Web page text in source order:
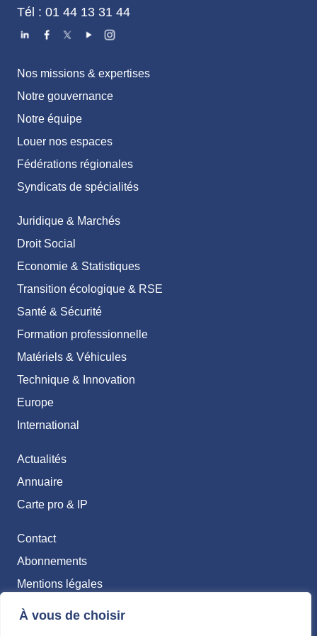
À vous de choisir
Tél : 01 44 13 31 44
Nos missions & expertises
Notre gouvernance
Notre équipe
Louer nos espaces
Fédérations régionales
Syndicats de spécialités
Juridique & Marchés
Droit Social
Economie & Statistiques
Transition écologique & RSE
Santé & Sécurité
Formation professionnelle
Matériels & Véhicules
Technique & Innovation
Europe
International
Actualités
Annuaire
Carte pro & IP
Contact
Abonnements
Mentions légales
Politique de confidentialité